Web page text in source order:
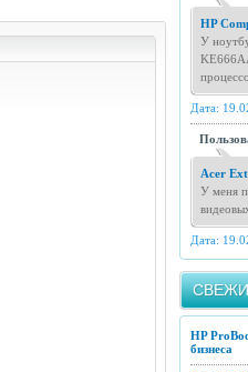
HP
У
Дата:
Acer
У меня
Дата:
HP
бизнеса